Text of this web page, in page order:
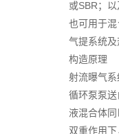
或SBR；
也可用于
气提系统
构造原理
射流曝气
循环泵泵
液混合体
双重作用